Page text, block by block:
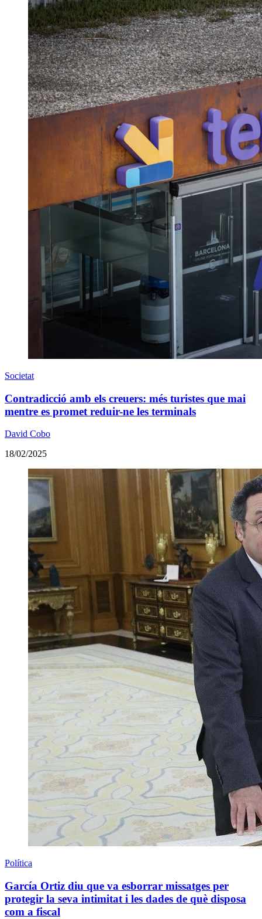
Societat
Contradicció amb els creuers: més turistes que mai
mentre es promet reduir-ne les terminals
David Cobo
18/02/2025
Política
García Ortiz diu que va esborrar missatges per
protegir la seva intimitat i les dades de què disposa
com a fiscal